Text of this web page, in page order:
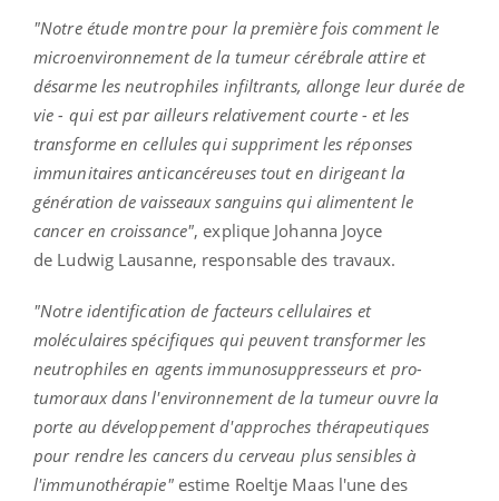
"Notre étude montre pour la première fois comment le
microenvironnementde la tumeur cérébrale attire et
désarme les neutrophiles infiltrants, allonge leur durée de
vie - qui est par ailleurs relativement courte - et les
transforme en cellules qui suppriment les réponses
immunitaires anticancéreuses tout en dirigeant la
génération de vaisseaux sanguins qui alimentent le
cancer en croissance", explique Johanna Joyce
de Ludwig Lausanne, responsable des travaux.
"Notre identification de facteurs cellulaires et
moléculaires spécifiques qui peuvent transformer les
neutrophiles en agents immunosuppresseurs et pro-
tumoraux dans l'environnement de la tumeur ouvre la
porte au développement d'approches thérapeutiques
pour rendre les cancers du cerveau plus sensibles à
l'immunothérapie"estime Roeltje Maasl'une des